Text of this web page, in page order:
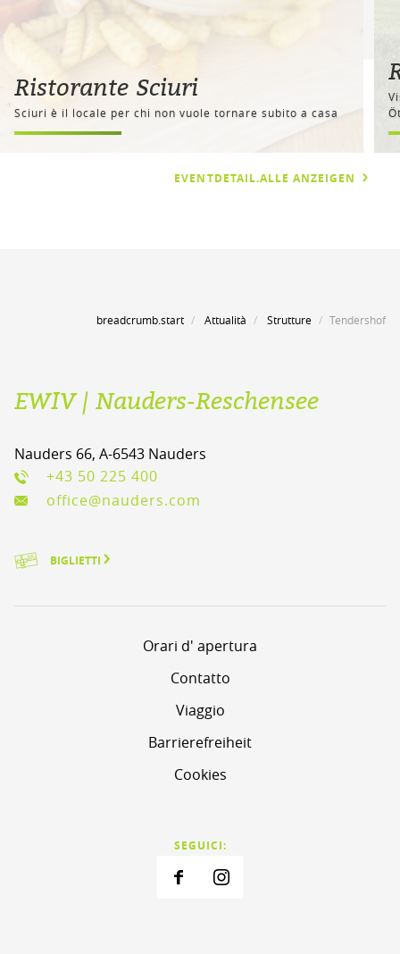
Ristorante Sciuri
Sciuri è il locale per chi non vuole tornare subito a casa
EVENTDETAIL.ALLE ANZEIGEN
breadcrumb.start Attualità Strutture Tendershof
EWIV | Nauders-Reschensee
Nauders 66, A-6543 Nauders
+43 50 225 400
office@nauders.com
BIGLIETTI
Orari d' apertura
Contatto
Viaggio
Barrierefreiheit
Cookies
SEGUICI: